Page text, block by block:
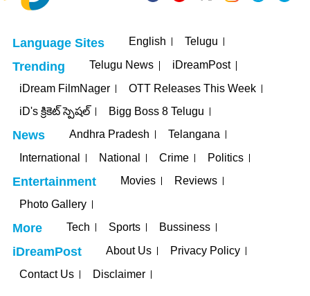
Language Sites English Telugu
Trending Telugu News
iDreamPost
iDream FilmNager
OTT Releases This Week
iD's క్రికెట్ స్పెషల్
Bigg Boss 8 Telugu
News Andhra Pradesh
Telangana
International
National Crime Politics
Entertainment Movies
Reviews
Photo Gallery
More Tech Sports Bussiness
iDreamPost About Us
Privacy Policy
Contact Us
Disclaimer